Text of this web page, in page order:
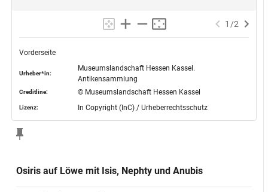
1 /2
Vorderseite
Urheber*in:
Museumslandschaft Hessen Kassel.
Antikensammlung
Creditline: © Museumslandschaft Hessen Kassel
Lizenz: In Copyright (InC) / Urheberrechtsschutz
Osiris auf Löwe mit Isis, Nephty und Anubis